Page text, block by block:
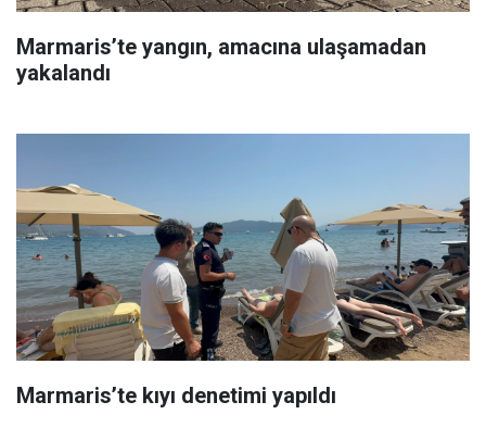
Marmaris’te yangın, amacına ulaşamadan
yakalandı
Marmaris’te kıyı denetimi yapıldı